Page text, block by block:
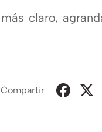
claro,
Compartir